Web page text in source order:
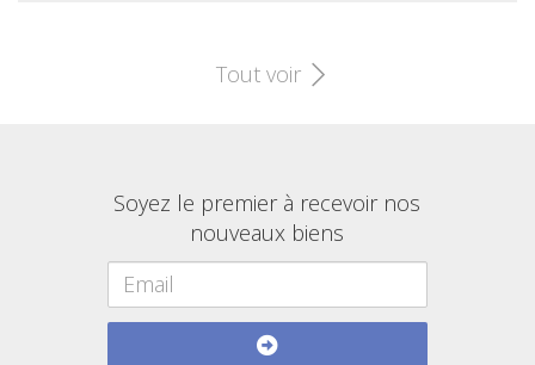
Tout voir
Soyez le premier à recevoir nos
nouveaux biens